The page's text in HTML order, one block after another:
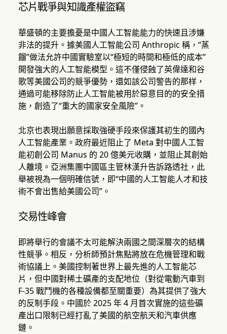
芯片戰爭與知識產權盜竊
華盛頓的主要擔憂是中國人工智能能力的快速且涉嫌
非法的提升。據美國人工智能公司 Anthropic 稱，“蒸
餾”做法允許中國實驗室以“極短的時間和極低的成本”
開發強大的人工智能模型。這不僅侵蝕了英偉達和谷
歌等美國公司的競爭優勢，還如該公司警告的那样，
通過可能移除防止人工智能被用於惡意目的的安全措
施，創造了“重大的國家安全風險”。
北京也表現出願意採取強硬手段來保護其初生的國內
人工智能產業。政府最近阻止了 Meta 對中國人工智
能初創公司 Manus 的 20 億美元收購，並阻止其創始
人離境。亞洲集團中國區主管林漢升告訴路透社，此
舉被視為一個明確信號，即“中國的人工智能人才和技
術不會出售給美國公司”。
交易性峰會
即將舉行的會議不太可能解決兩國之間深層次的結構
性競爭。相反，分析師預計焦點將放在危機管理和戰
術協議上。美國控制著世界上最先進的人工智能芯
片，但中國對稀土礦產的支配地位（對從電動汽車到
F-35 戰鬥機的各種設備都至關重要）為其提供了強大
的反制手段。中國於 2025 年 4 月首次實施的這些礦
產出口限制已經打亂了美國的航空航天和汽車供應
鏈。